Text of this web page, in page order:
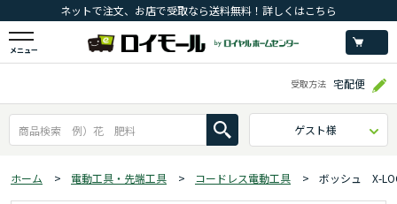
ネットで注文、お店で受取なら送料無料！詳しくはこちら
メニュー
受取方法 宅配便
ゲスト様
ホーム > 電動工具・先端工具 > コードレス電動工具 > ボッシュ X-